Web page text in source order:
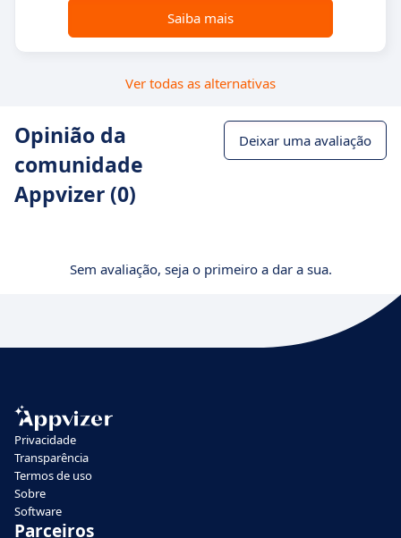
Saiba mais
Ver todas as alternativas
Opinião da
comunidade
Appvizer (0)
Deixar uma avaliação
Sem avaliação, seja o primeiro a dar a sua.
Privacidade
Transparência
Termos de uso
Sobre
Software
Parceiros